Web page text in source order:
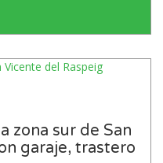
zona sur de San
garaje, trastero